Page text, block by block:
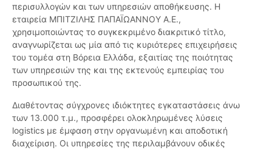
περισυλλογών και των υπηρεσιών αποθήκευσης. Η
εταιρεία ΜΠΙΤΖΙΛΗΣ ΠΑΠΑΪΩΑΝΝΟΥ Α.Ε.,
χρησιμοποιώντας το συγκεκριμένο διακριτικό τίτλο,
αναγνωρίζεται ως μία από τις κυριότερες επιχειρήσεις
του τομέα στη Βόρεια Ελλάδα, εξαιτίας της ποιότητας
των υπηρεσιών της και της εκτενούς εμπειρίας του
προσωπικού της.
Διαθέτοντας σύγχρονες ιδιόκτητες εγκαταστάσεις άνω
των 13.000 τ.μ., προσφέρει ολοκληρωμένες λύσεις
logistics με έμφαση στην οργανωμένη και αποδοτική
διαχείριση. Οι υπηρεσίες της περιλαμβάνουν οδικές